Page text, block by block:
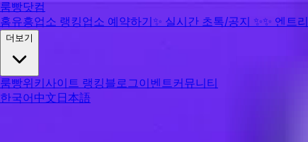
룸빵닷컴
홈유흥업소 랭킹업소 예약하기✨ 실시간 초톡/공지 ✨✨ 엔트리
더보기
룸빵위키사이트 랭킹블로그이벤트커뮤니티
한국어中文日本語